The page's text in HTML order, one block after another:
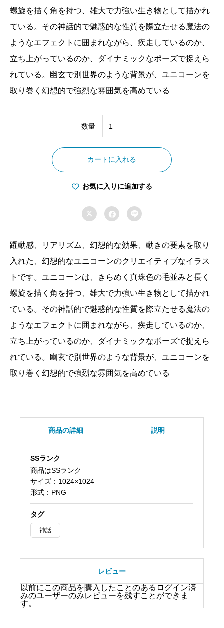
螺旋を描く角を持つ、雄大で力強い生き物として描かれ
ている。その神話的で魅惑的な性質を際立たせる魔法の
ようなエフェクトに囲まれながら、疾走しているのか、
立ち上がっているのか、ダイナミックなポーズで捉えら
れている。幽玄で別世界のような背景が、ユニコーンを
取り巻く幻想的で強烈な雰囲気を高めている
数量
ァ
ン
タ
ジ
ク
ユ
ニ
コ
個
カートに入れる
お気に入りに追加する
  
躍動感、リアリズム、幻想的な効果、動きの要素を取り
入れた、幻想的なユニコーンのクリエイティブなイラス
トです。ユニコーンは、きらめく真珠色の毛並みと長く
螺旋を描く角を持つ、雄大で力強い生き物として描かれ
ている。その神話的で魅惑的な性質を際立たせる魔法の
ようなエフェクトに囲まれながら、疾走しているのか、
立ち上がっているのか、ダイナミックなポーズで捉えら
れている。幽玄で別世界のような背景が、ユニコーンを
取り巻く幻想的で強烈な雰囲気を高めている
商品の詳細 説明
SSランク
商品はSSランク
サイズ：1024×1024
形式：PNG
タグ
神話
レビュー
以前にこの商品を購入したことのあるログイン済
みのユーザーのみレビューを残すことができま
す。